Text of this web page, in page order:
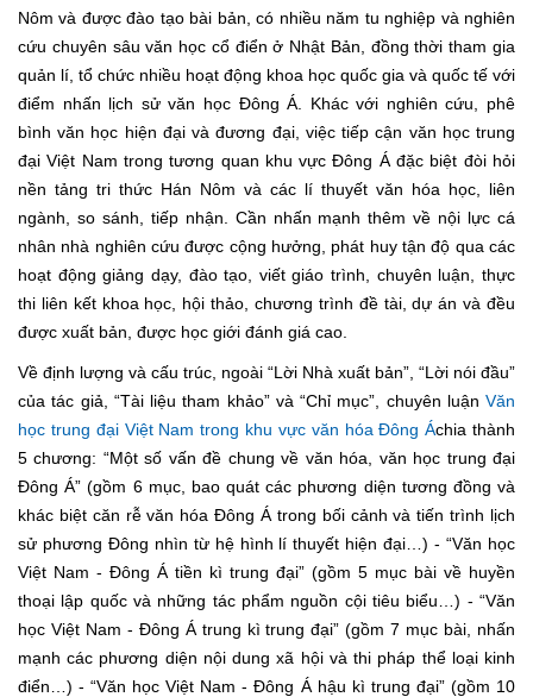
Nôm và được đào tạo bài bản, có nhiều năm tu nghiệp và nghiên
cứu chuyên sâu văn học cổ điển ở Nhật Bản, đồng thời tham gia
quản lí, tổ chức nhiều hoạt động khoa học quốc gia và quốc tế với
điểm nhấn lịch sử văn học Đông Á. Khác với nghiên cứu, phê
bình văn học hiện đại và đương đại, việc tiếp cận văn học trung
đại Việt Nam trong tương quan khu vực Đông Á đặc biệt đòi hỏi
nền tảng tri thức Hán Nôm và các lí thuyết văn hóa học, liên
ngành, so sánh, tiếp nhận. Cần nhấn mạnh thêm về nội lực cá
nhân nhà nghiên cứu được cộng hưởng, phát huy tận độ qua các
hoạt động giảng dạy, đào tạo, viết giáo trình, chuyên luận, thực
thi liên kết khoa học, hội thảo, chương trình đề tài, dự án và đều
được xuất bản, được học giới đánh giá cao.
Về định lượng và cấu trúc, ngoài “Lời Nhà xuất bản”, “Lời nói đầu”
của tác giả, “Tài liệu tham khảo” và “Chỉ mục”, chuyên luận Văn
học trung đại Việt Nam trong khu vực văn hóa Đông Áchia thành
5 chương: “Một số vấn đề chung về văn hóa, văn học trung đại
Đông Á” (gồm 6 mục, bao quát các phương diện tương đồng và
khác biệt căn rễ văn hóa Đông Á trong bối cảnh và tiến trình lịch
sử phương Đông nhìn từ hệ hình lí thuyết hiện đại…) - “Văn học
Việt Nam - Đông Á tiền kì trung đại” (gồm 5 mục bài về huyền
thoại lập quốc và những tác phẩm nguồn cội tiêu biểu…) - “Văn
học Việt Nam - Đông Á trung kì trung đại” (gồm 7 mục bài, nhấn
mạnh các phương diện nội dung xã hội và thi pháp thể loại kinh
điển…) - “Văn học Việt Nam - Đông Á hậu kì trung đại” (gồm 10